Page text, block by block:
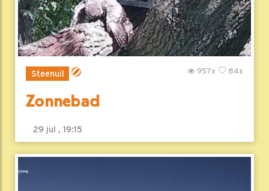
Steenuil 84x
957x
Zonnebad
29 jul , 19:15